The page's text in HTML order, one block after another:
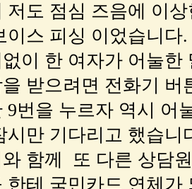
저도 점심 즈음에 이
이스 피싱 이었습니다.
없이 한 여자가 어눌
받으려면 전화기 버
9번을 누르자 역시 어
시만 기다리고 했습
함께 또 다른 상담
한테 국민카드 연체